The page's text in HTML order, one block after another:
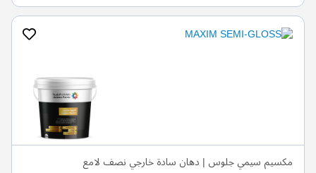
مكسيم سيمي جلوس | دهان سادة خارجي نصف لامع